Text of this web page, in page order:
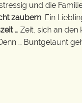
und die
zaubern. Ein
… Zeit, sich an den
… Buntgelaunt